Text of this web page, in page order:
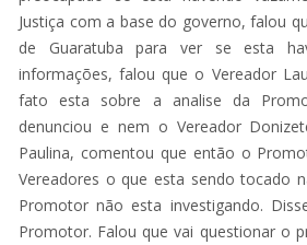
Justiça com a base do governo, falou
de Guaratuba para ver se esta
informações, falou que o Vereador
fato esta sobre a analise da
denunciou e nem o Vereador
Paulina, comentou que então o
Vereadores o que esta sendo tocado
Promotor não esta investigando.
Promotor. Falou que vai questionar o